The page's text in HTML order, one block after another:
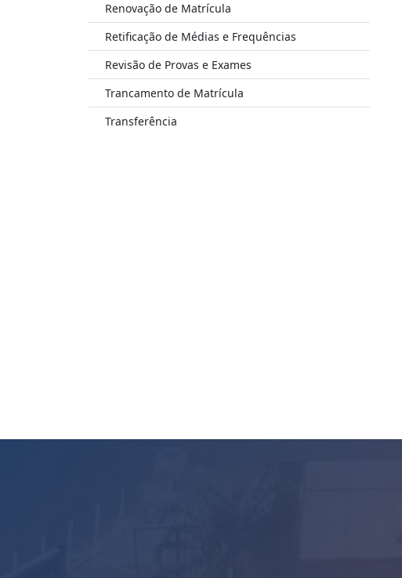
Renovação de Matrícula
Retificação de Médias e Frequências
Revisão de Provas e Exames
Trancamento de Matrícula
Transferência